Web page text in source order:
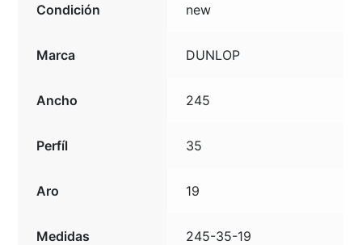
Condición new
Marca DUNLOP
Ancho 245
Perfíl 35
Aro 19
Medidas 245-35-19